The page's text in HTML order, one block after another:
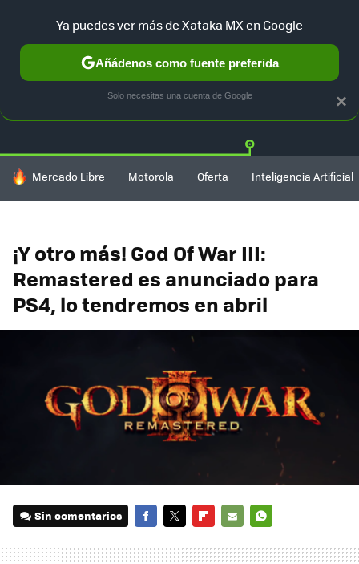
Twitter
HOY SE HABLA DE
Mercado Libre Motorola Oferta Inteligencia Artificial
¡Y otro más! God Of War III:
Remastered es anunciado para
PS4, lo tendremos en abril
Sin comentarios
MAIL
×
Ya puedes ver más de Xataka MX en Google
Añádenos como fuente preferida
Solo necesitas una cuenta de Google